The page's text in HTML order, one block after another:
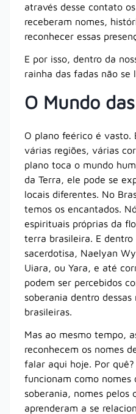
através desse contato
receberam nomes,
reconhecer essas
E por isso, dentro da
rainha das fadas não se
O Mundo
O plano feérico é vasto.
várias regiões, várias
plano toca o mundo
da Terra, ele pode se
locais diferentes. No
temos os encantados.
espirituais próprias da
terra brasileira. E
sacerdotisa, Naelyan
Uiara, ou Yara, e até
podem ser percebidos
soberania dentro
brasileiras.
Mas ao mesmo tempo,
reconhecem os nomes
falar aqui hoje. Por quê?
funcionam como nomes
soberania, nomes pelos
aprenderam a se